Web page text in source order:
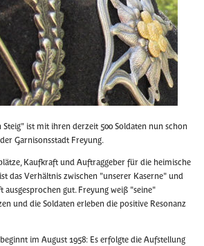
Steig" ist mit ihren derzeit 500 Soldaten nun schon
Garnisonsstadt Freyung.
Kaufkraft und Auftraggeber für die heimische
das Verhältnis zwischen "unserer Kaserne" und
ausgesprochen gut. Freyung weiß "seine"
und die Soldaten erleben die positive Resonanz
im August 1958: Es erfolgte die Aufstellung